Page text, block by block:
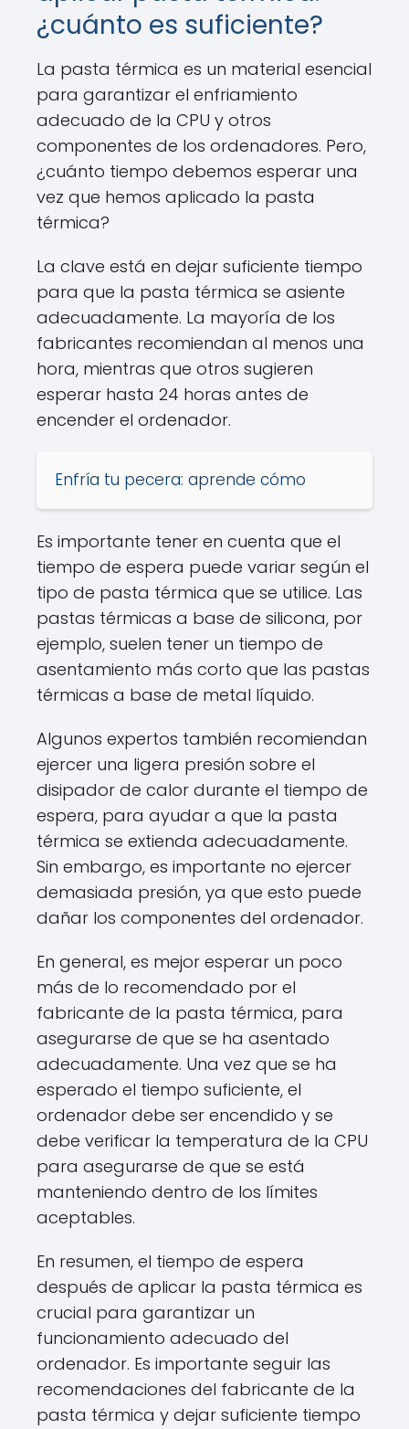
¿cuánto es suficiente?
La pasta térmica es un material esencial
para garantizar el enfriamiento
adecuado de la CPU y otros
componentes de los ordenadores. Pero,
¿cuánto tiempo debemos esperar una
vez que hemos aplicado la pasta
térmica?
La clave está en dejar suficiente tiempo
para que la pasta térmica se asiente
adecuadamente. La mayoría de los
fabricantes recomiendan al menos una
hora, mientras que otros sugieren
esperar hasta 24 horas antes de
encender el ordenador.
Enfría tu pecera: aprende cómo
Es importante tener en cuenta que el
tiempo de espera puede variar según el
tipo de pasta térmica que se utilice. Las
pastas térmicas a base de silicona, por
ejemplo, suelen tener un tiempo de
asentamiento más corto que las pastas
térmicas a base de metal líquido.
Algunos expertos también recomiendan
ejercer una ligera presión sobre el
disipador de calor durante el tiempo de
espera, para ayudar a que la pasta
térmica se extienda adecuadamente.
Sin embargo, es importante no ejercer
demasiada presión, ya que esto puede
dañar los componentes del ordenador.
En general, es mejor esperar un poco
más de lo recomendado por el
fabricante de la pasta térmica, para
asegurarse de que se ha asentado
adecuadamente. Una vez que se ha
esperado el tiempo suficiente, el
ordenador debe ser encendido y se
debe verificar la temperatura de la CPU
para asegurarse de que se está
manteniendo dentro de los límites
aceptables.
En resumen, el tiempo de espera
después de aplicar la pasta térmica es
crucial para garantizar un
funcionamiento adecuado del
ordenador. Es importante seguir las
recomendaciones del fabricante de la
pasta térmica y dejar suficiente tiempo